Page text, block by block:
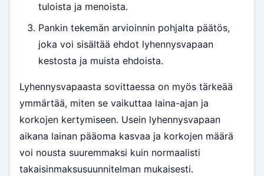
tuloista ja menoista.
Pankin tekemän arvioinnin pohjalta päätös,
joka voi sisältää ehdot lyhennysvapaan
kestosta ja muista ehdoista.
Lyhennysvapaasta sovittaessa on myös tärkeää
ymmärtää, miten se vaikuttaa laina-ajan ja
korkojen kertymiseen. Usein lyhennysvapaan
aikana lainan pääoma kasvaa ja korkojen määrä
voi nousta suuremmaksi kuin normaalisti
takaisinmaksusuunnitelman mukaisesti.